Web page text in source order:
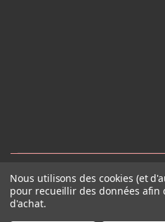
Nous utilisons des cookies (et
pour recueillir des données afin
d'achat.